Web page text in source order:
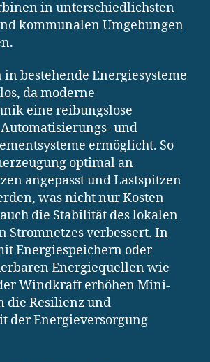
in unterschiedlichsten
kommunalen Umgebungen
bestehende Energiesysteme
da moderne
eine reibungslose
und
ermöglicht. So
optimal an
angepasst und Lastspitzen
was nicht nur Kosten
die Stabilität des lokalen
Stromnetzes verbessert. In
Energiespeichern oder
Energiequellen wie
Windkraft erhöhen Mini-
die Resilienz und
der Energieversorgung